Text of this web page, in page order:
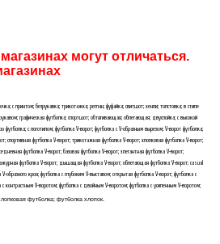
могут отличаться.
с принтом; безрукавка; трикотажка; реглан; фуфайка; свитшот; хенли; толстовка; в стиле
графическая футболка; спортшот; обтягивающая; облегающая; двуслойка; с высокой
футболка; с логотипом; футболка V-ворот; футболка с V-образным вырезом; V-ворот футболка;
спортивная футболка V-ворот; трикотажная футболка V-ворот; хлопковая футболка V-ворот;
футболка V-ворот; базовая футболка V-ворот; элегантная футболка V-ворот;
футболка V-ворот; дышащая футболка V-ворот; облегающая футболка V-ворот; casual
образного кроя; футболка с глубоким V-выставом; открытая футболка V-ворот; футболка с
контрастным V-воротом; футболка с двойным V-воротом; футболка с усиленным V-воротом;
футболка; футболка хлопок.